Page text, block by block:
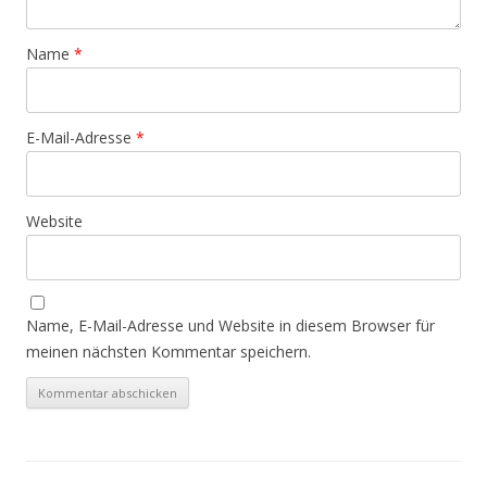
Name *
E-Mail-Adresse *
Website
Name, E-Mail-Adresse und Website in diesem Browser für
meinen nächsten Kommentar speichern.